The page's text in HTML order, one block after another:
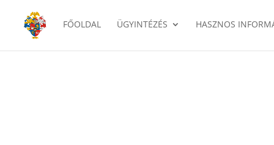
FŐOLDAL ÜGYINTÉZÉS HASZNOS